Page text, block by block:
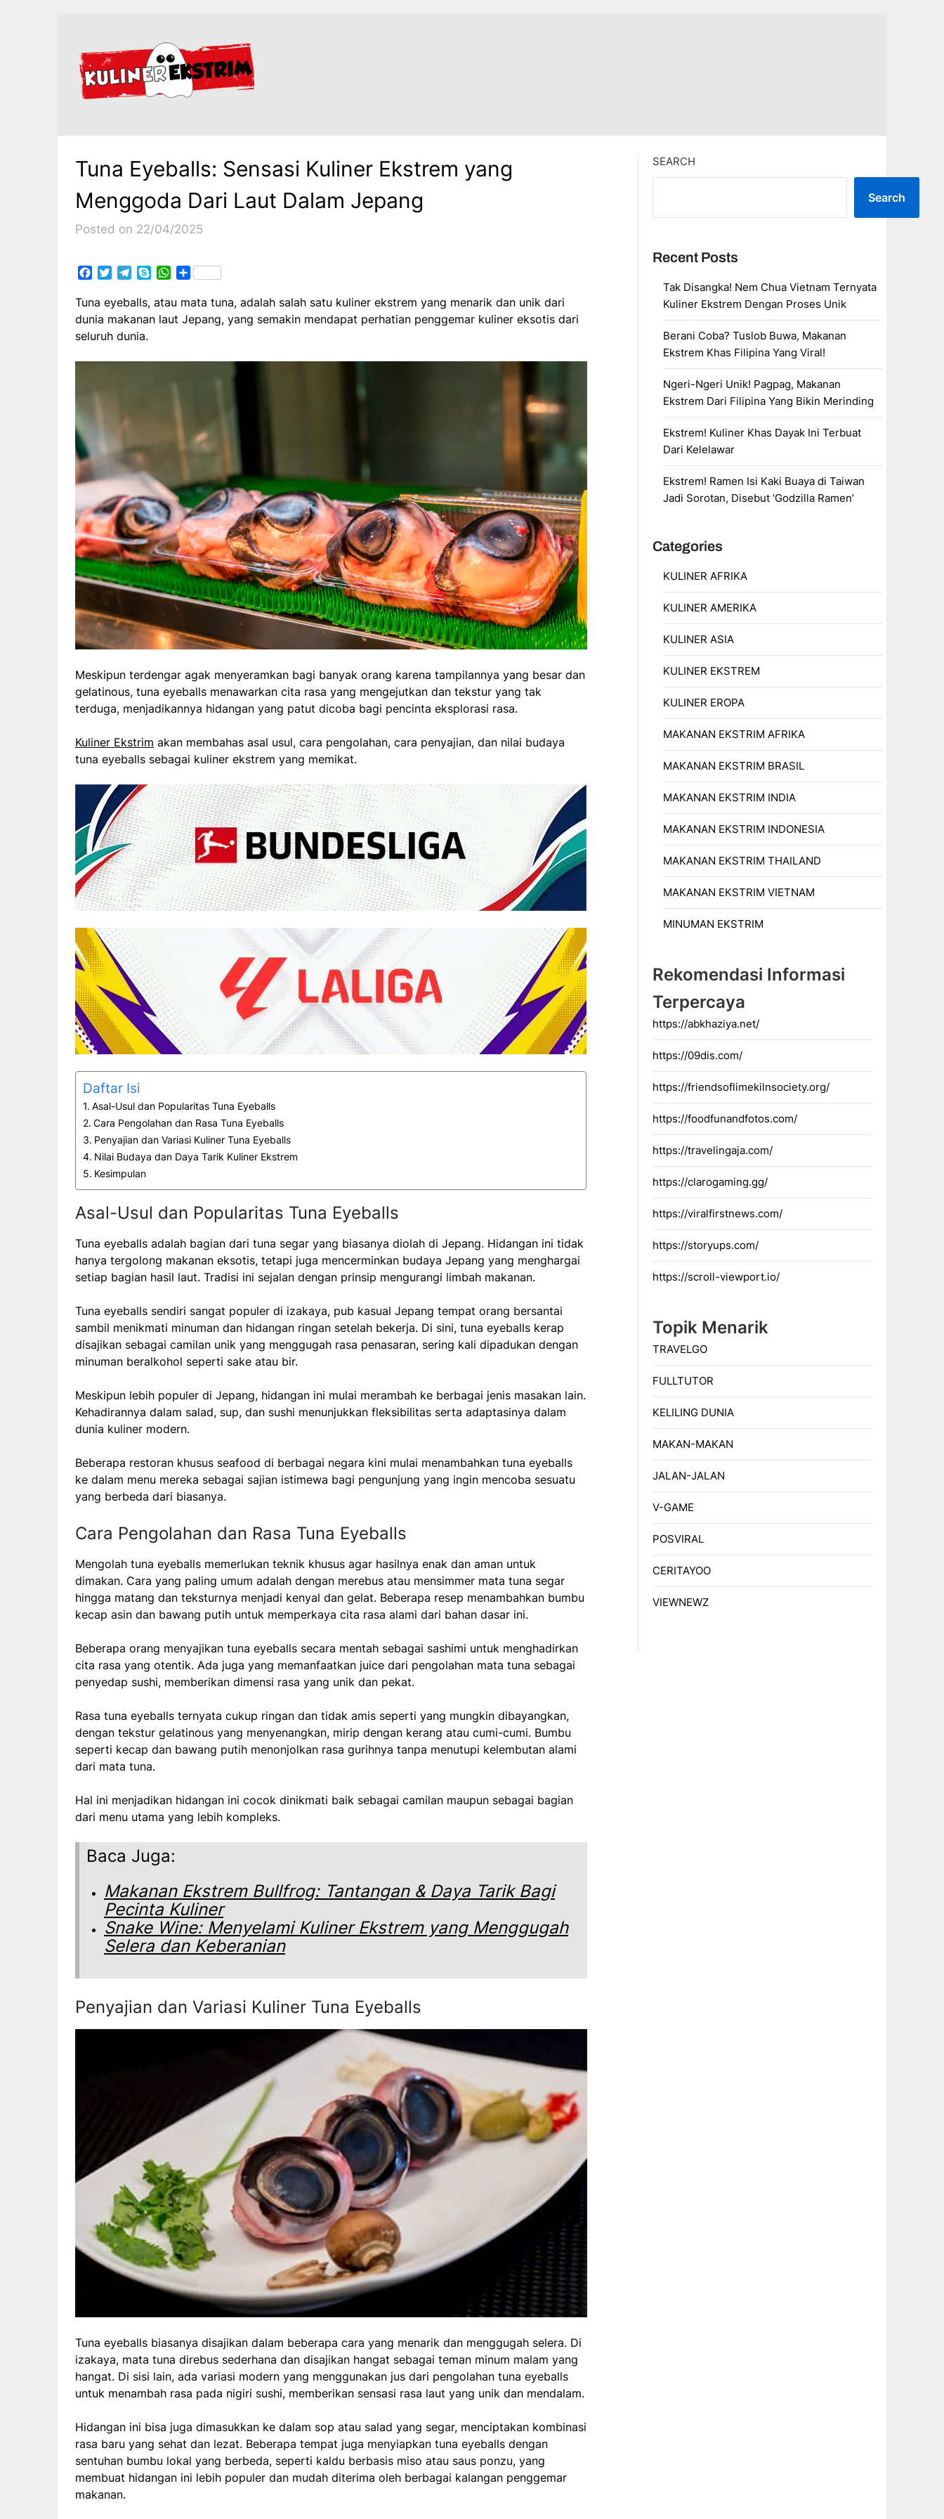
Tuna Eyeballs: Sensasi Kuliner Ekstrem yang
Menggoda Dari Laut Dalam Jepang
Posted on 22/04/2025
Facebook
TwitterTelegram
SkypeWhatsApp
Share
Tuna eyeballs, atau mata tuna, adalah salah satu kuliner ekstrem yang menarik dan unik dari
dunia makanan laut Jepang, yang semakin mendapat perhatian penggemar kuliner eksotis dari
seluruh dunia.
Meskipun terdengar agak menyeramkan bagi banyak orang karena tampilannya yang besar dan
gelatinous, tuna eyeballs menawarkan cita rasa yang mengejutkan dan tekstur yang tak
terduga, menjadikannya hidangan yang patut dicoba bagi pencinta eksplorasi rasa.
Kuliner Ekstrim akan membahas asal usul, cara pengolahan, cara penyajian, dan nilai budaya
tuna eyeballs sebagai kuliner ekstrem yang memikat.
Daftar Isi
Asal-Usul dan Popularitas Tuna Eyeballs
Cara Pengolahan dan Rasa Tuna Eyeballs
Penyajian dan Variasi Kuliner Tuna Eyeballs
Nilai Budaya dan Daya Tarik Kuliner Ekstrem
Kesimpulan
Asal-Usul dan Popularitas Tuna Eyeballs
Tuna eyeballs adalah bagian dari tuna segar yang biasanya diolah di Jepang. Hidangan ini tidak
hanya tergolong makanan eksotis, tetapi juga mencerminkan budaya Jepang yang menghargai
setiap bagian hasil laut. Tradisi ini sejalan dengan prinsip mengurangi limbah makanan.
Tuna eyeballs sendiri sangat populer di izakaya, pub kasual Jepang tempat orang bersantai
sambil menikmati minuman dan hidangan ringan setelah bekerja. Di sini, tuna eyeballs kerap
disajikan sebagai camilan unik yang menggugah rasa penasaran, sering kali dipadukan dengan
minuman beralkohol seperti sake atau bir.
Meskipun lebih populer di Jepang, hidangan ini mulai merambah ke berbagai jenis masakan lain.
Kehadirannya dalam salad, sup, dan sushi menunjukkan fleksibilitas serta adaptasinya dalam
dunia kuliner modern.
Beberapa restoran khusus seafood di berbagai negara kini mulai menambahkan tuna eyeballs
ke dalam menu mereka sebagai sajian istimewa bagi pengunjung yang ingin mencoba sesuatu
yang berbeda dari biasanya.
Cara Pengolahan dan Rasa Tuna Eyeballs
Mengolah tuna eyeballs memerlukan teknik khusus agar hasilnya enak dan aman untuk
dimakan. Cara yang paling umum adalah dengan merebus atau mensimmer mata tuna segar
hingga matang dan teksturnya menjadi kenyal dan gelat. Beberapa resep menambahkan bumbu
kecap asin dan bawang putih untuk memperkaya cita rasa alami dari bahan dasar ini.
Beberapa orang menyajikan tuna eyeballs secara mentah sebagai sashimi untuk menghadirkan
cita rasa yang otentik. Ada juga yang memanfaatkan juice dari pengolahan mata tuna sebagai
penyedap sushi, memberikan dimensi rasa yang unik dan pekat.
Rasa tuna eyeballs ternyata cukup ringan dan tidak amis seperti yang mungkin dibayangkan,
dengan tekstur gelatinous yang menyenangkan, mirip dengan kerang atau cumi-cumi. Bumbu
seperti kecap dan bawang putih menonjolkan rasa gurihnya tanpa menutupi kelembutan alami
dari mata tuna.
Hal ini menjadikan hidangan ini cocok dinikmati baik sebagai camilan maupun sebagai bagian
dari menu utama yang lebih kompleks.
Baca Juga:
Makanan Ekstrem Bullfrog: Tantangan & Daya Tarik Bagi
Pecinta Kuliner
Snake Wine: Menyelami Kuliner Ekstrem yang Menggugah
Selera dan Keberanian
Penyajian dan Variasi Kuliner Tuna Eyeballs
Tuna eyeballs biasanya disajikan dalam beberapa cara yang menarik dan menggugah selera. Di
izakaya, mata tuna direbus sederhana dan disajikan hangat sebagai teman minum malam yang
hangat. Di sisi lain, ada variasi modern yang menggunakan jus dari pengolahan tuna eyeballs
untuk menambah rasa pada nigiri sushi, memberikan sensasi rasa laut yang unik dan mendalam.
Hidangan ini bisa juga dimasukkan ke dalam sop atau salad yang segar, menciptakan kombinasi
rasa baru yang sehat dan lezat. Beberapa tempat juga menyiapkan tuna eyeballs dengan
sentuhan bumbu lokal yang berbeda, seperti kaldu berbasis miso atau saus ponzu, yang
membuat hidangan ini lebih populer dan mudah diterima oleh berbagai kalangan penggemar
makanan.
SEARCH
Search
Recent Posts
Tak Disangka! Nem Chua Vietnam Ternyata
Kuliner Ekstrem Dengan Proses Unik
Berani Coba? Tuslob Buwa, Makanan
Ekstrem Khas Filipina Yang Viral!
Ngeri-Ngeri Unik! Pagpag, Makanan
Ekstrem Dari Filipina Yang Bikin Merinding
Ekstrem! Kuliner Khas Dayak Ini Terbuat
Dari Kelelawar
Ekstrem! Ramen Isi Kaki Buaya di Taiwan
Jadi Sorotan, Disebut ‘Godzilla Ramen’
Categories
KULINER AFRIKA
KULINER AMERIKA
KULINER ASIA
KULINER EKSTREM
KULINER EROPA
MAKANAN EKSTRIM AFRIKA
MAKANAN EKSTRIM BRASIL
MAKANAN EKSTRIM INDIA
MAKANAN EKSTRIM INDONESIA
MAKANAN EKSTRIM THAILAND
MAKANAN EKSTRIM VIETNAM
MINUMAN EKSTRIM
Rekomendasi Informasi
Terpercaya
https://abkhaziya.net/
https://09dis.com/
https://friendsoflimekilnsociety.org/
https://foodfunandfotos.com/
https://travelingaja.com/
https://clarogaming.gg/
https://viralfirstnews.com/
https://storyups.com/
https://scroll-viewport.io/
Topik Menarik
TRAVELGO
FULLTUTOR
KELILING DUNIA
MAKAN-MAKAN
JALAN-JALAN
V-GAME
POSVIRAL
CERITAYOO
VIEWNEWZ